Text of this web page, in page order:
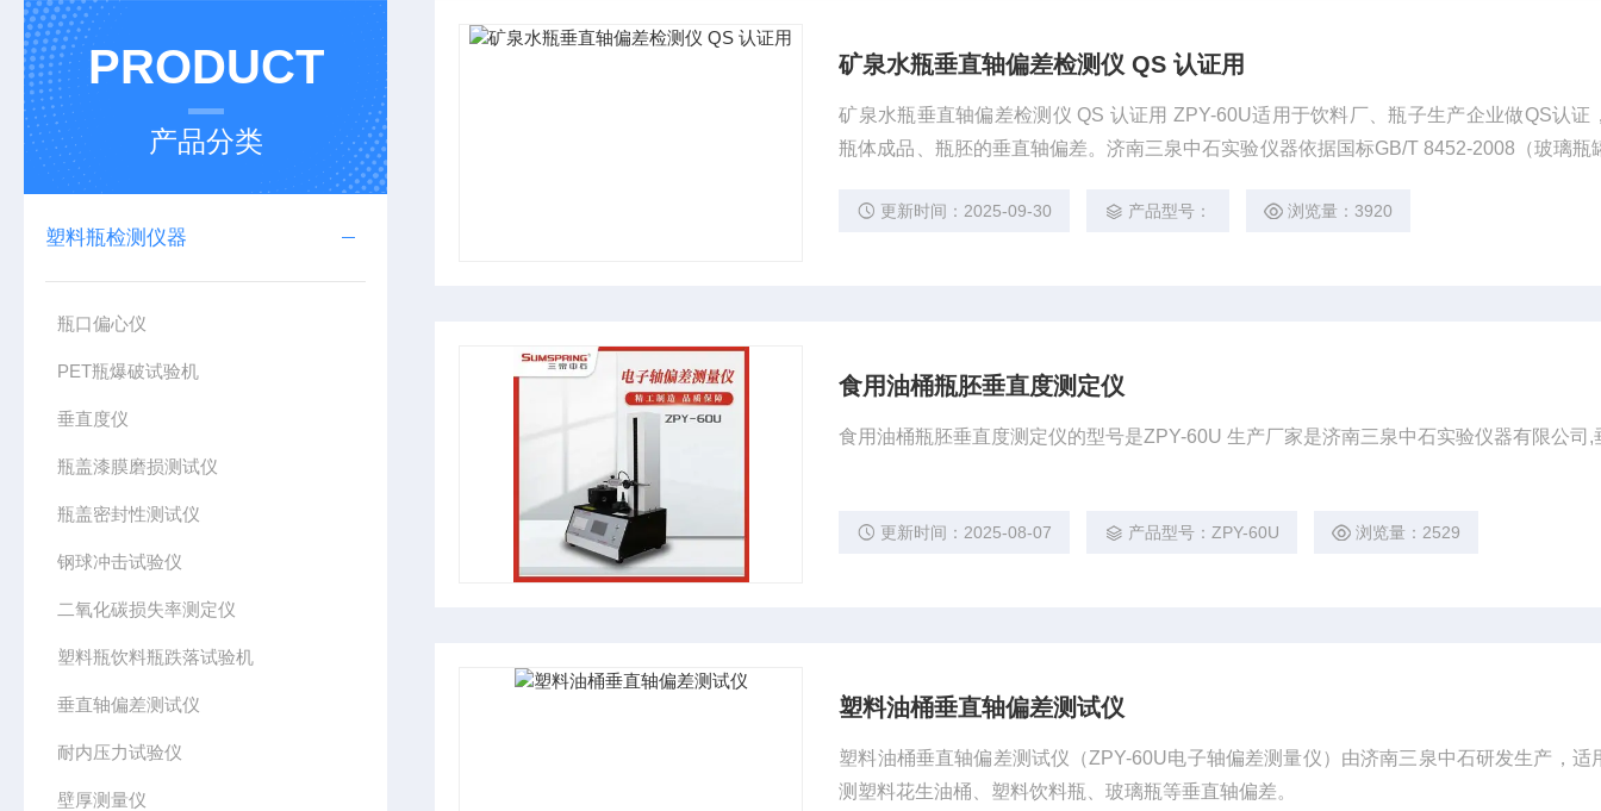
PRODUCT
产品分类
塑料瓶检测仪器
瓶口偏心仪
PET瓶爆破试验机
垂直度仪
瓶盖漆膜磨损测试仪
瓶盖密封性测试仪
钢球冲击试验仪
二氧化碳损失率测定仪
塑料瓶饮料瓶跌落试验机
垂直轴偏差测试仪
耐内压力试验仪
壁厚测量仪
矿泉水瓶垂直轴偏差检测仪 QS 认证用
矿泉水瓶垂直轴偏差检测仪 QS 认证用 ZPY-60U适用于饮料厂、瓶子生产企业做QS认证，检测
瓶体成品、瓶胚的垂直轴偏差。济南三泉中石实验仪器依据国标GB/T 8452-2008（玻璃瓶
测定法）中都对瓶子的轴偏差有明确规定。
更新时间：2025-09-30 产品型号： 浏览量：3920
食用油桶瓶胚垂直度测定仪
食用油桶瓶胚垂直度测定仪的型号是ZPY-60U 生产厂家是济南三泉中石实验仪器有限公司,
更新时间：2025-08-07 产品型号：ZPY-60U 浏览量：2529
塑料油桶垂直轴偏差测试仪
塑料油桶垂直轴偏差测试仪（ZPY-60U电子轴偏差测量仪）由济南三泉中石研发生产，适
测塑料花生油桶、塑料饮料瓶、玻璃瓶等垂直轴偏差。